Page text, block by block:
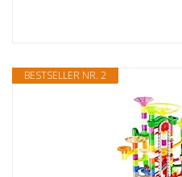
BESTSELLER NR. 2